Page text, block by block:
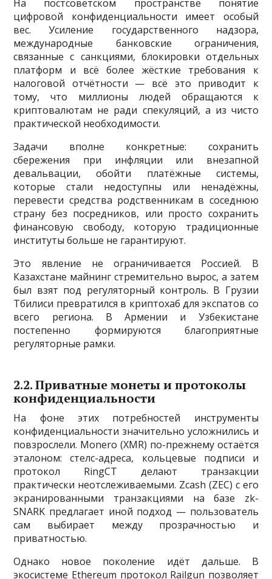
На постсоветском пространстве понятие
цифровой конфиденциальности имеет особый
вес. Усиление государственного надзора,
международные банковские ограничения,
связанные с санкциями, блокировки отдельных
платформ и всё более жёсткие требования к
налоговой отчётности — всё это приводит к
тому, что миллионы людей обращаются к
криптовалютам не ради спекуляций, а из чисто
практической необходимости.
Задачи вполне конкретные: сохранить
сбережения при инфляции или внезапной
девальвации, обойти платёжные системы,
которые стали недоступны или ненадёжны,
перевести средства родственникам в соседнюю
страну без посредников, или просто сохранить
финансовую свободу, которую традиционные
институты больше не гарантируют.
Это явление не ограничивается Россией. В
Казахстане майнинг стремительно вырос, а затем
был взят под регуляторный контроль. В Грузии
Тбилиси превратился в криптохаб для экспатов со
всего региона. В Армении и Узбекистане
постепенно формируются благоприятные
регуляторные рамки.
2.2. Приватные монеты и протоколы
конфиденциальности
На фоне этих потребностей инструменты
конфиденциальности значительно усложнились и
повзрослели. Monero (XMR) по-прежнему остаётся
эталоном: стелс-адреса, кольцевые подписи и
протокол RingCT делают транзакции
практически неотслеживаемыми. Zcash (ZEC) с его
экранированными транзакциями на базе zk-
SNARK предлагает иной подход — пользователь
сам выбирает между прозрачностью и
приватностью.
Однако новое поколение идёт дальше. В
экосистеме Ethereum протокол Railgun позволяет